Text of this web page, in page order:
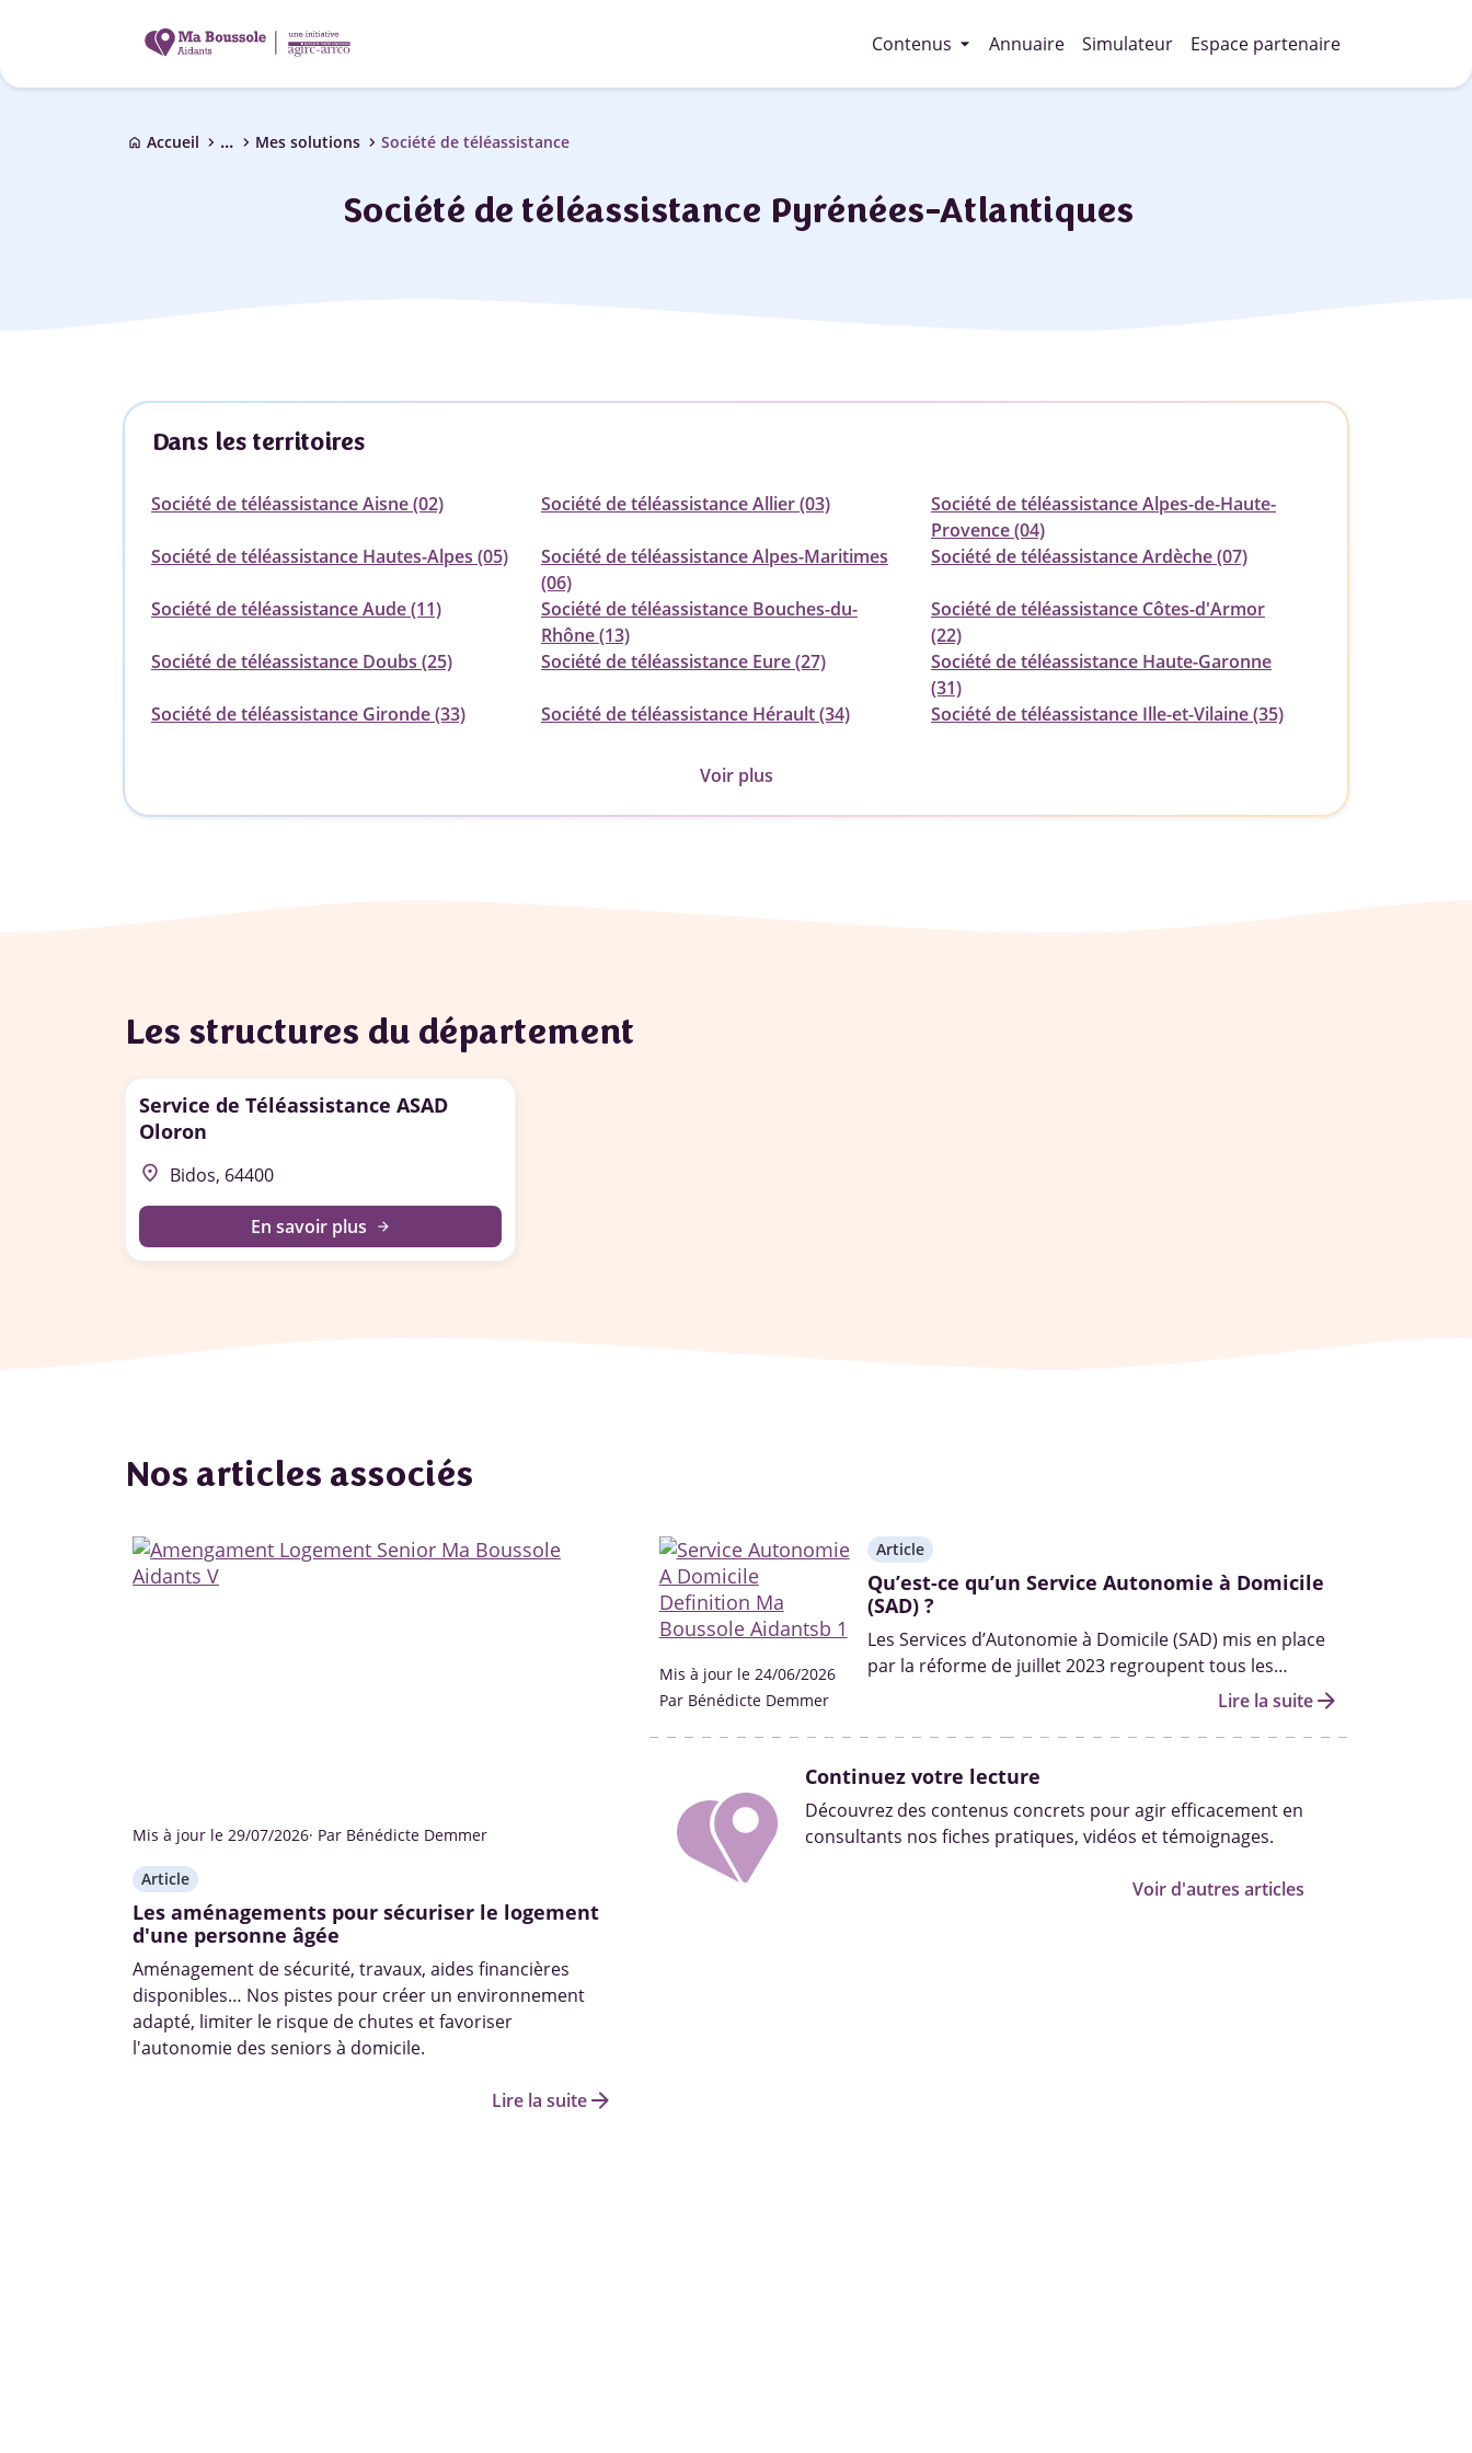
Contenus arrow_drop_down Annuaire Simulateur Espace partenaire
home Accueil chevron_right ... chevron_right Mes solutions chevron_right Société de téléassistance
Société de téléassistance Pyrénées-Atlantiques
Dans les territoires
Société de téléassistance Aisne (02) Société de téléassistance Allier (03)
Société de téléassistance Alpes-de-Haute-
Provence (04)
Société de téléassistance Hautes-Alpes (05)
Société de téléassistance Alpes-Maritimes
(06)
Société de téléassistance Ardèche (07)
Société de téléassistance Aude (11)
Société de téléassistance Bouches-du-
Rhône (13)
Société de téléassistance Côtes-d'Armor
(22)
Société de téléassistance Doubs (25)
Société de téléassistance Eure (27)
Société de téléassistance Haute-Garonne
(31)
Société de téléassistance Gironde (33)
Société de téléassistance Hérault (34) Société de téléassistance Ille-et-Vilaine (35)
Voir plus
Les structures du département
Service de Téléassistance ASAD
Oloron
place Bidos, 64400
En savoir plus arrow_forward
Nos articles associés
Mis à jour le 29/07/2026· Par Bénédicte Demmer
Article
Les aménagements pour sécuriser le logement
d'une personne âgée
Aménagement de sécurité, travaux, aides financières
disponibles… Nos pistes pour créer un environnement
adapté, limiter le risque de chutes et favoriser
l'autonomie des seniors à domicile.
Lire la suitearrow_forward
Mis à jour le 24/06/2026
Par Bénédicte Demmer
Article
Qu’est-ce qu’un Service Autonomie à Domicile
(SAD) ?
Les Services d’Autonomie à Domicile (SAD) mis en place
par la réforme de juillet 2023 regroupent tous les
services d’aide à domicile autorisés, que ce soit l’aide aux
Lire la suitearrow_forward
Continuez votre lecture
Découvrez des contenus concrets pour agir efficacement en
consultants nos fiches pratiques, vidéos et témoignages.
Voir d'autres articles